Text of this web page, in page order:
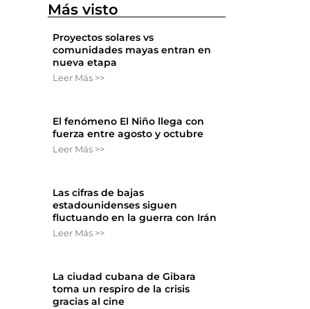
Más visto
Proyectos solares vs
comunidades mayas entran en
nueva etapa
Leer Más >>
El fenómeno El Niño llega con
fuerza entre agosto y octubre
Leer Más >>
Las cifras de bajas
estadounidenses siguen
fluctuando en la guerra con Irán
Leer Más >>
La ciudad cubana de Gibara
toma un respiro de la crisis
gracias al cine